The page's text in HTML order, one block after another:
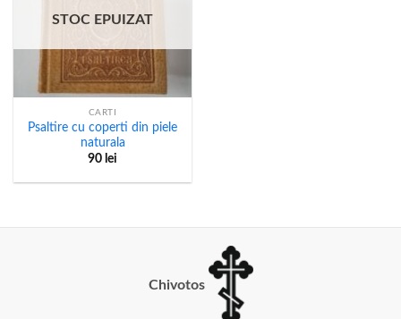
STOC EPUIZAT
CARTI
Psaltire cu coperti din piele
naturala
90 lei
Chivotos